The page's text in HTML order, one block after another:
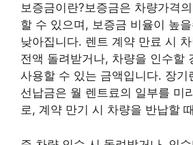
보증금이란?보증금은 차량가격
할 수 있으며, 보증금 비율이 높
낮아집니다. 렌트 계약 만료 시
전액 돌려받거나, 차량을 인수할
사용할 수 있는 금액입니다. 장기
선납금은 월 렌트료의 일부를 미
로, 계약 만기 시 차량을 반납할